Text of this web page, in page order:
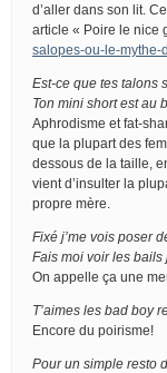
d’aller dans son lit.
article « Poire le nice
salopes-ou-le-mythe-
Est-ce que tes talons
Ton mini short est au
Aphrodisme et fat-
que la plupart des
dessous de la taille,
vient d’insulter la
propre mère.
Fixé j’me vois poser
Fais moi voir les bails
On appelle ça une
T’aimes les bad boy
Encore du poirisme!
Pour un simple resto